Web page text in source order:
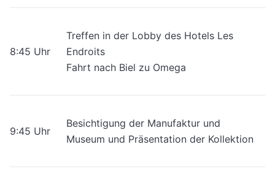
8:45 Uhr
Treffen in der Lobby des Hotels Les
Endroits
Fahrt nach Biel zu Omega
9:45 Uhr
Besichtigung der Manufaktur und
Museum und Präsentation der Kollektion